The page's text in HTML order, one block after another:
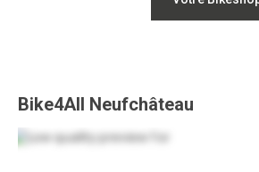
Bike4All Neufchâteau